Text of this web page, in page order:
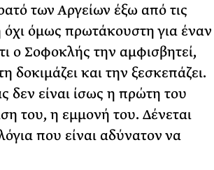
των Αργείων έξω από τις
όμως πρωτάκουστη για έναν
ο Σοφοκλής την αμφισβητεί,
δοκιμάζει και την ξεσκεπάζει.
δεν είναι ίσως η πρώτη του
του, η εμμονή του. Δένεται
που είναι αδύνατον να